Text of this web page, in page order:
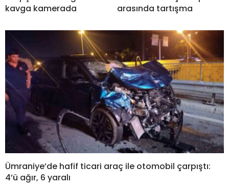
kavga kamerada
arasında tartışma
Ümraniye’de hafif ticari araç ile otomobil çarpıştı:
4’ü ağır, 6 yaralı